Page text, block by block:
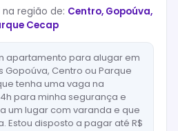
região de: Centro, Gopoúva,
Cecap
apartamento para alugar em
Gopoúva, Centro ou Parque
tenha uma vaga na
para minha segurança e
um lugar com varanda e que
Estou disposto a pagar até R$